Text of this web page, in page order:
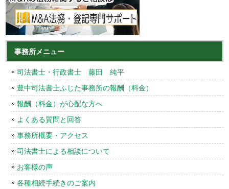
事務所メニュー
司法書士・行政書士 藤田 純平
豊中司法書士ふじた事務所の報酬（料金）
報酬（料金）が心配な方へ
よくある質問と回答
事務所概要・アクセス
司法書士による相談について
お客様の声
各種相続手続きのご案内